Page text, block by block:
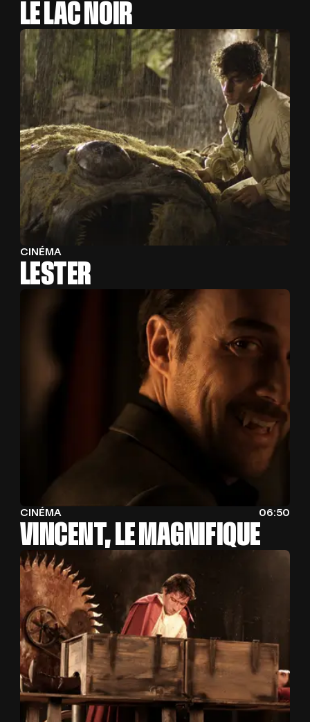
LE LAC NOIR
CINÉMA
LESTER
CINÉMA 06:50
VINCENT, LE MAGNIFIQUE